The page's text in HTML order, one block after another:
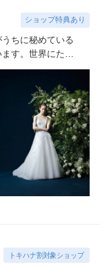
ショップ特典あり
ちに秘めている
す。 世界にたっ
からの物語に思
込みながら。衣裳
ではなく、その
らしく輝く、自
間のために。そ
を 私たちは求め
トキハナ割対象ショップ